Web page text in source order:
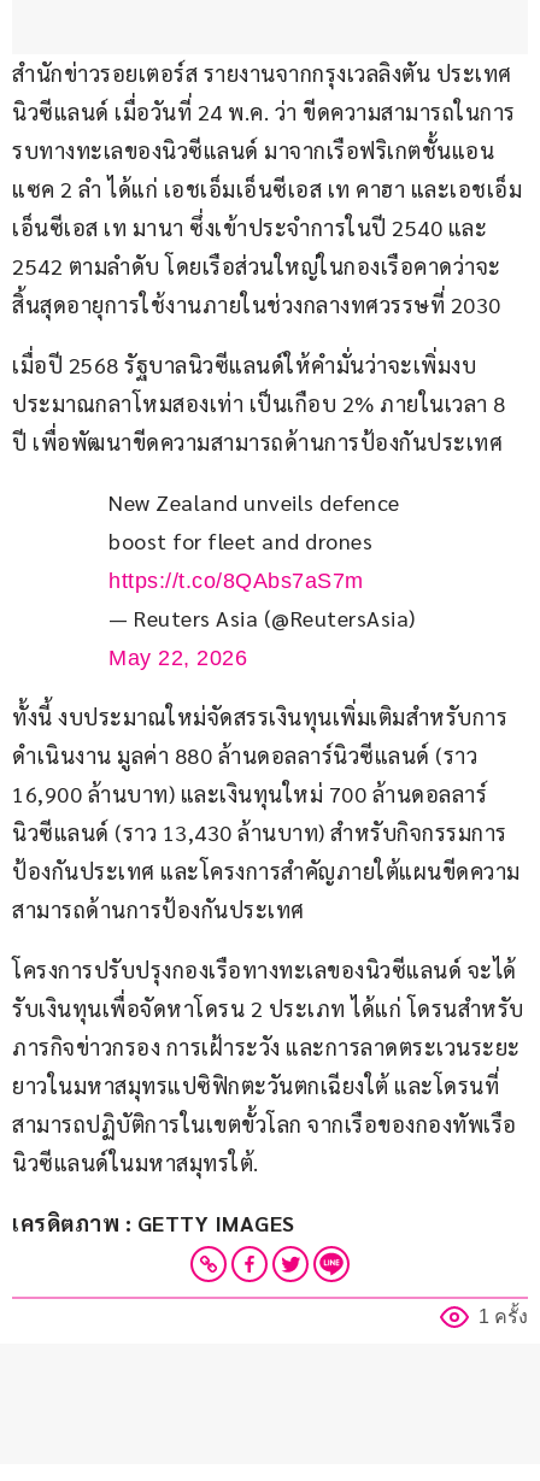
สำนักข่าวรอยเตอร์ส รายงานจากกรุงเวลลิงตัน ประเทศ
นิวซีแลนด์ เมื่อวันที่ 24 พ.ค. ว่า ขีดความสามารถในการ
รบทางทะเลของนิวซีแลนด์ มาจากเรือฟริเกตชั้นแอน
แซค 2 ลำ ได้แก่ เอชเอ็มเอ็นซีเอส เท คาฮา และเอชเอ็ม
เอ็นซีเอส เท มานา ซึ่งเข้าประจำการในปี 2540 และ
2542 ตามลำดับ โดยเรือส่วนใหญ่ในกองเรือคาดว่าจะ
สิ้นสุดอายุการใช้งานภายในช่วงกลางทศวรรษที่ 2030
เมื่อปี 2568 รัฐบาลนิวซีแลนด์ให้คำมั่นว่าจะเพิ่มงบ
ประมาณกลาโหมสองเท่า เป็นเกือบ 2% ภายในเวลา 8
ปี เพื่อพัฒนาขีดความสามารถด้านการป้องกันประเทศ
New Zealand unveils defence
boost for fleet and drones
https://t.co/8QAbs7aS7m
— Reuters Asia (@ReutersAsia)
May 22, 2026
ทั้งนี้ งบประมาณใหม่จัดสรรเงินทุนเพิ่มเติมสำหรับการ
ดำเนินงาน มูลค่า 880 ล้านดอลลาร์นิวซีแลนด์ (ราว
16,900 ล้านบาท) และเงินทุนใหม่ 700 ล้านดอลลาร์
นิวซีแลนด์ (ราว 13,430 ล้านบาท) สำหรับกิจกรรมการ
ป้องกันประเทศ และโครงการสำคัญภายใต้แผนขีดความ
สามารถด้านการป้องกันประเทศ
โครงการปรับปรุงกองเรือทางทะเลของนิวซีแลนด์ จะได้
รับเงินทุนเพื่อจัดหาโดรน 2 ประเภท ได้แก่ โดรนสำหรับ
ภารกิจข่าวกรอง การเฝ้าระวัง และการลาดตระเวนระยะ
ยาวในมหาสมุทรแปซิฟิกตะวันตกเฉียงใต้ และโดรนที่
สามารถปฏิบัติการในเขตขั้วโลก จากเรือของกองทัพเรือ
นิวซีแลนด์ในมหาสมุทรใต้.
เครดิตภาพ : GETTY IMAGES
1 ครั้ง